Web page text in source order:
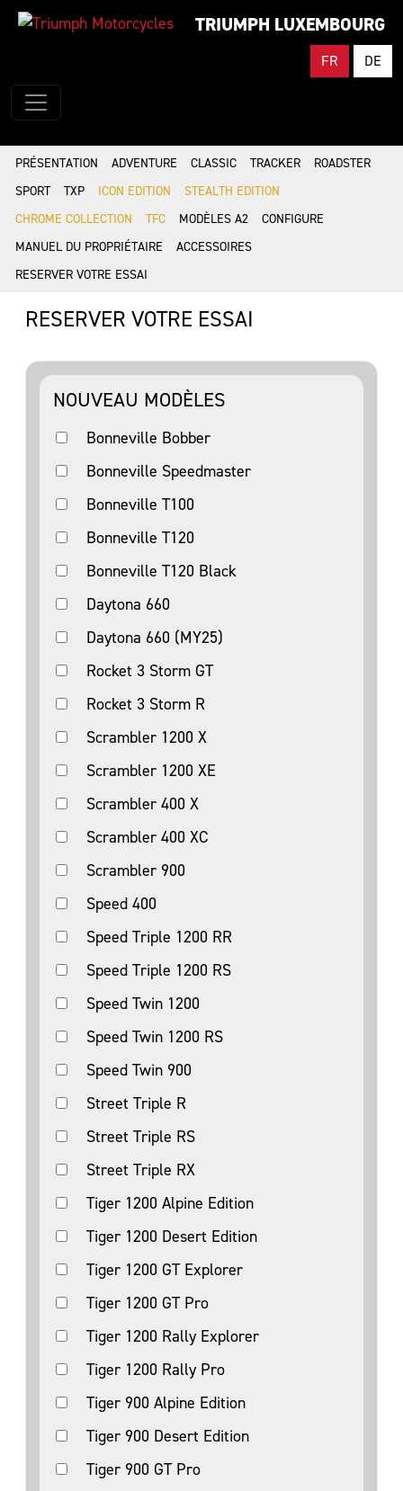
TRIUMPH LUXEMBOURG
FR DE
PRÉSENTATION ADVENTURE CLASSIC TRACKER
ROADSTER
SPORT
TXP ICON EDITION
STEALTH EDITION
CHROME COLLECTION
TFC MODÈLES A2
CONFIGURE
MANUEL DU PROPRIÉTAIRE
ACCESSOIRES
RESERVER VOTRE ESSAI
RESERVER VOTRE ESSAI
NOUVEAU MODÈLES
Bonneville Bobber
Bonneville Speedmaster
Bonneville T100
Bonneville T120
Bonneville T120 Black
Daytona 660
Daytona 660 (MY25)
Rocket 3 Storm GT
Rocket 3 Storm R
Scrambler 1200 X
Scrambler 1200 XE
Scrambler 400 X
Scrambler 400 XC
Scrambler 900
Speed 400
Speed Triple 1200 RR
Speed Triple 1200 RS
Speed Twin 1200
Speed Twin 1200 RS
Speed Twin 900
Street Triple R
Street Triple RS
Street Triple RX
Tiger 1200 Alpine Edition
Tiger 1200 Desert Edition
Tiger 1200 GT Explorer
Tiger 1200 GT Pro
Tiger 1200 Rally Explorer
Tiger 1200 Rally Pro
Tiger 900 Alpine Edition
Tiger 900 Desert Edition
Tiger 900 GT Pro